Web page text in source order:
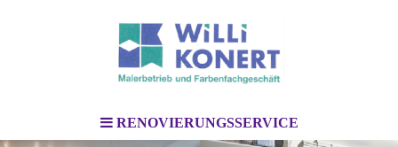
RENOVIERUNGSSERVICE